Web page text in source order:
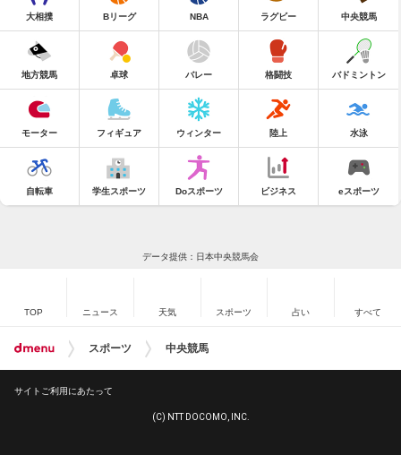
大相撲 Bリーグ NBA ラグビー 中央競馬
地方競馬 卓球 バレー 格闘技 バドミントン
モーター フィギュア ウィンター 陸上 水泳
自転車 学生スポーツ Doスポーツ ビジネス eスポーツ
データ提供：日本中央競馬会
TOP ニュース 天気 スポーツ 占い すべて
スポーツ 中央競馬
サイトご利用にあたって
(C) NTT DOCOMO, INC.